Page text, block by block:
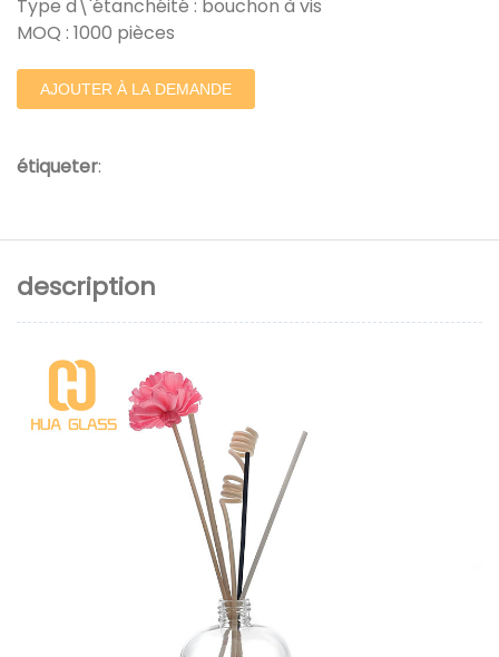
Type d\'étanchéité : bouchon à vis
MOQ : 1000 pièces
AJOUTER À LA DEMANDE
étiqueter:
description